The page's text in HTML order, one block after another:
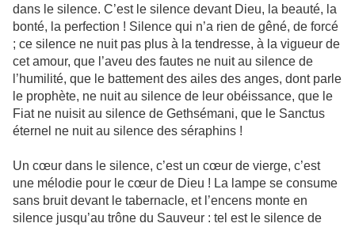
dans le silence. C’est le silence devant Dieu, la beauté, la
bonté, la perfection ! Silence qui n’a rien de gêné, de forcé
; ce silence ne nuit pas plus à la tendresse, à la vigueur de
cet amour, que l’aveu des fautes ne nuit au silence de
l’humilité, que le battement des ailes des anges, dont parle
le prophète, ne nuit au silence de leur obéissance, que le
Fiat ne nuisit au silence de Gethsémani, que le Sanctus
éternel ne nuit au silence des séraphins !
Un cœur dans le silence, c’est un cœur de vierge, c’est
une mélodie pour le cœur de Dieu ! La lampe se consume
sans bruit devant le tabernacle, et l’encens monte en
silence jusqu’au trône du Sauveur : tel est le silence de